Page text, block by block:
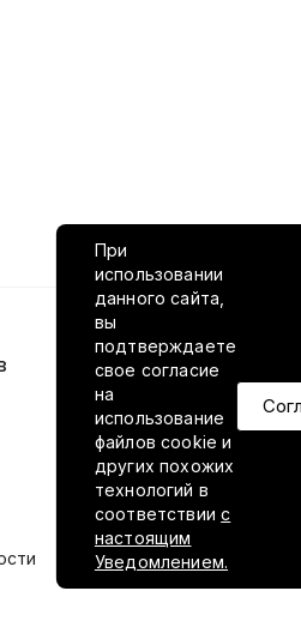
При
использовании
данного сайта,
вы
подтверждаете
свое согласие
на
использование
файлов cookie и
других похожих
технологий в
соответствиис
настоящим
Уведомлением.
VILED в